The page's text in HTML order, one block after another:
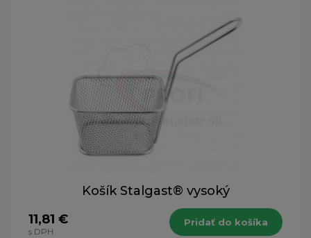
Košík Stalgast® vysoký
11,81 €
s DPH
Pridať do košíka